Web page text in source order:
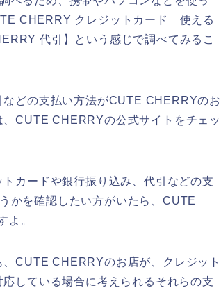
CHERRY クレジットカード 使える
代引】という感じで調べてみるこ
どの支払い方法がCUTE CHERRYのお
CUTE CHERRYの公式サイトをチェッ
カードや銀行振り込み、代引などの支
かを確認したい方がいたら、CUTE
よ。
CUTE CHERRYのお店が、クレジット
している場合に考えられるそれらの支